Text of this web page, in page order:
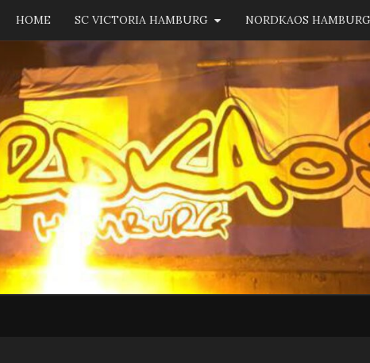
HOME SC VICTORIA HAMBURG NORDKAOS HAMBURG
Fanszene
SC
Victoria
Hamburg